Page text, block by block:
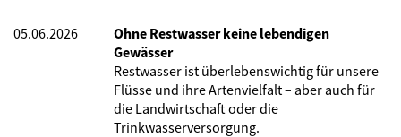
05.06.2026
Ohne Restwasser keine lebendigen
Gewässer
Restwasser ist überlebenswichtig für unsere
Flüsse und ihre Artenvielfalt – aber auch für
die Landwirtschaft oder die
Trinkwasserversorgung.